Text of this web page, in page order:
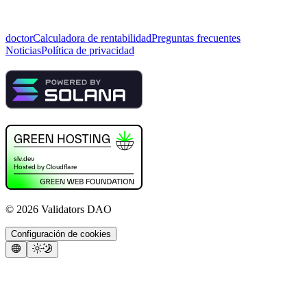
doctorCalculadora de rentabilidadPreguntas frecuentes
NoticiasPolítica de privacidad
© 2026 Validators DAO
Configuración de cookies